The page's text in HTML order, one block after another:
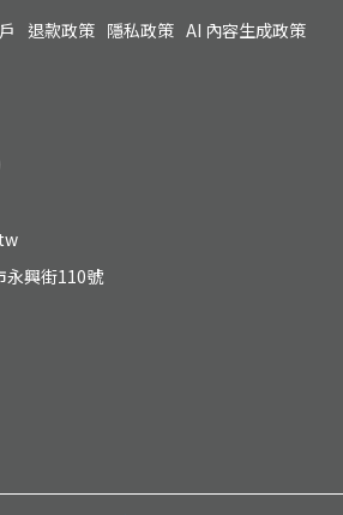
退款政策 隱私政策 AI 內容生成政策
永興街110號